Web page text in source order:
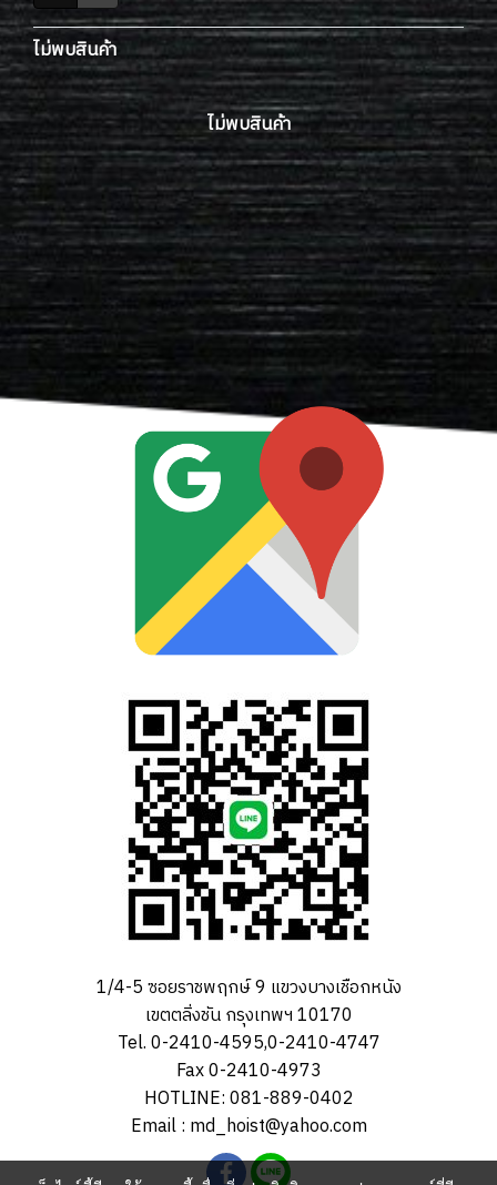
ไม่พบสินค้า
ไม่พบสินค้า
1/4-5 ซอยราชพฤกษ์ 9 แขวงบางเชือกหนัง
เขตตลิ่งชัน กรุงเทพฯ 10170
Tel. 0-2410-4595,0-2410-4747
Fax 0-2410-4973
HOTLINE: 081-889-0402
Email : md_hoist@yahoo.com